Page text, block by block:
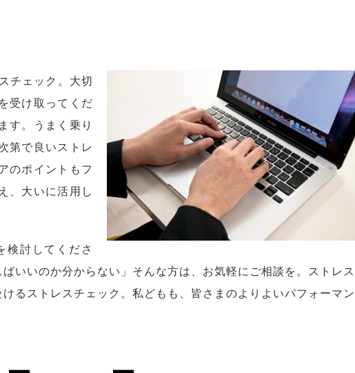
チェック。大切
受け取ってくだ
す。うまく乗り
第で良いストレ
のポイントもフ
、大いに活用し
検討してくださ
いいのか分からない」そんな方は、お気軽にご相談を。ストレス
るストレスチェック。私どもも、皆さまのよりよいパフォーマン